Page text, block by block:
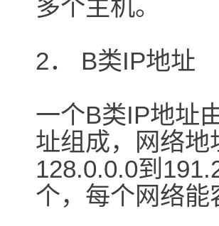
多个主机。
2． B类IP地址
一个B类IP地址
址组成，网络地
128.0.0.0到
个，每个网络